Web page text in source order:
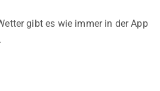
gibt es wie immer in der App
.